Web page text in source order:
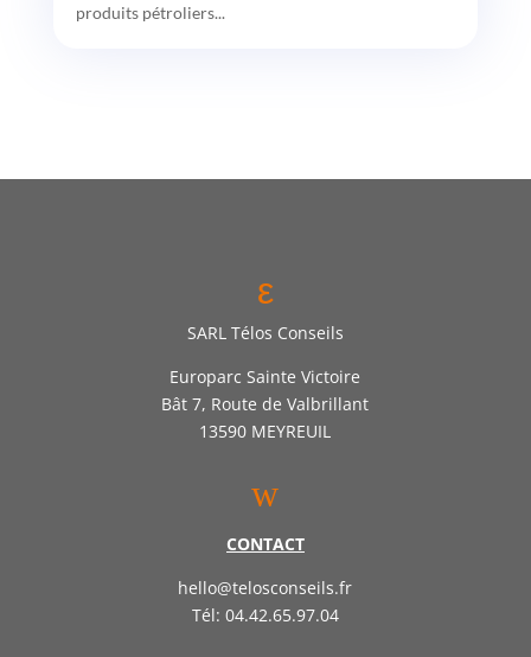
produits pétroliers...
ε
SARL Télos Conseils
Europarc Sainte Victoire
Bât 7, Route de Valbrillant
13590 MEYREUIL
w
CONTACT
hello@telosconseils.fr
Tél: 04.42.65.97.04